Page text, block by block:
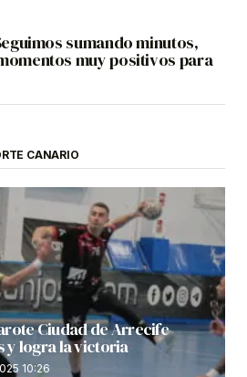
sumando minutos,
muy positivos para
CANARIO
Ciudad de Arrecife
y logra la victoria
10:26